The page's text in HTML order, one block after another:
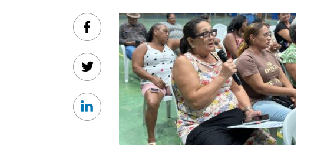
Facebook
Twitter
Linkedin